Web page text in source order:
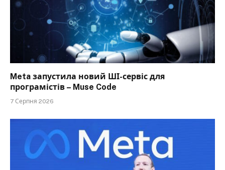
Meta запустила новий ШІ-сервіс для
програмістів – Muse Code
7 Серпня 2026